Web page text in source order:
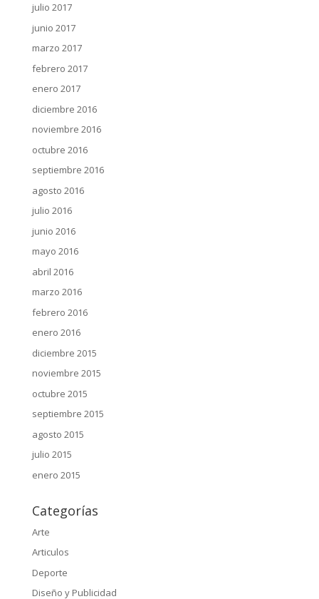
julio 2017
junio 2017
marzo 2017
febrero 2017
enero 2017
diciembre 2016
noviembre 2016
octubre 2016
septiembre 2016
agosto 2016
julio 2016
junio 2016
mayo 2016
abril 2016
marzo 2016
febrero 2016
enero 2016
diciembre 2015
noviembre 2015
octubre 2015
septiembre 2015
agosto 2015
julio 2015
enero 2015
Categorías
Arte
Articulos
Deporte
Diseño y Publicidad